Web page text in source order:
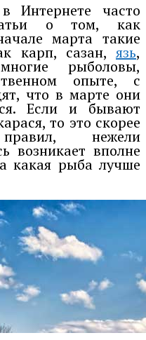
Интернете часто
о том, как
марта такие
карп, сазан,язь,
рыболовы,
опыте, с
что в марте они
Если и бывают
то это скорее
нежели
возникает вполне
какая рыба лучше